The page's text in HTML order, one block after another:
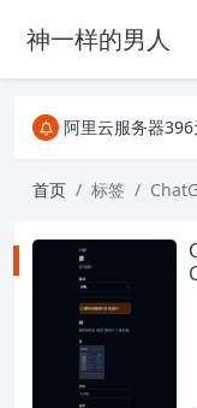
神一样的男人
阿里云服务器
关注Telegram频
阿里云服务器396
首页 标签